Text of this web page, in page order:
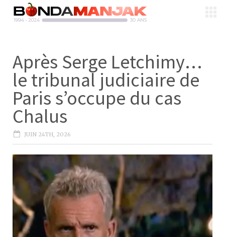
Après Serge Letchimy…
le tribunal judiciaire de
Paris s’occupe du cas
Chalus
JUIN 24TH, 2026